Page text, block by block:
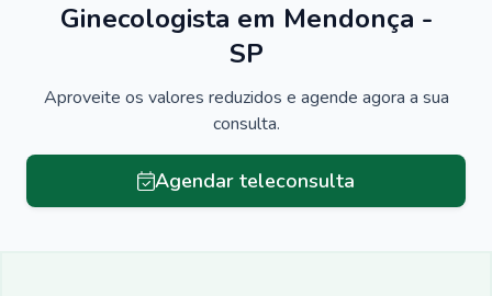
Ginecologista em Mendonça -
SP
Aproveite os valores reduzidos e agende agora a sua
consulta.
Agendar teleconsulta